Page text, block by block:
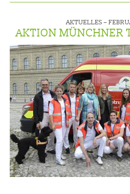
AKTUELLES –
AKTION MÜNCHNER